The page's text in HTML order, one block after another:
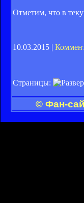
Отметим, что в
10.03.2015 |
Страницы:
© Фан-